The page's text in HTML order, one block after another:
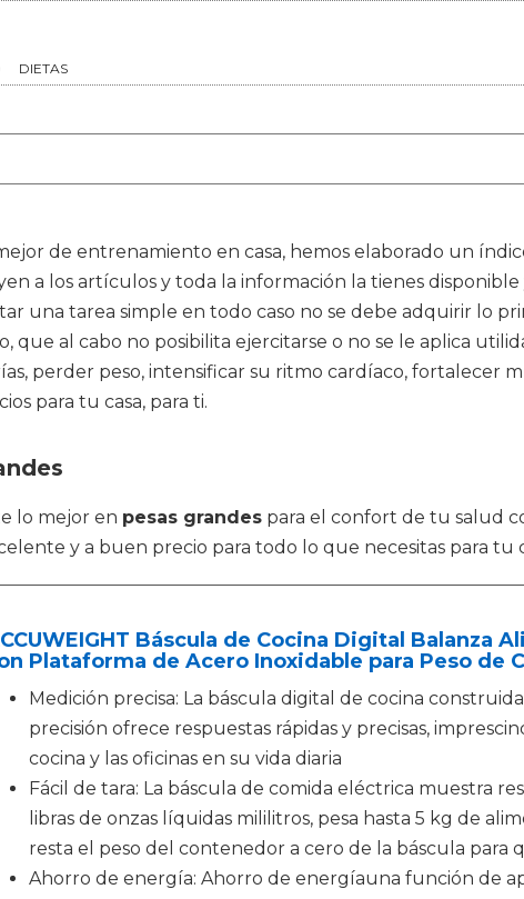
DIETAS
de entrenamiento en casa, hemos elaborado un
a los artículos y toda la información la tienes
una tarea simple en todo caso no se debe adquirir lo
al cabo no posibilita ejercitarse o no se le aplica
perder peso, intensificar su ritmo cardíaco, fortalecer
para tu casa, para ti.
lo mejor en pesas grandes para el confort de tu salud
y a buen precio para todo lo que necesitas para tu
Báscula de Cocina Digital Balanza
Plataforma de Acero Inoxidable para Peso de
Medición precisa: La báscula digital de cocina
precisión ofrece respuestas rápidas y precisas,
cocina y las oficinas en su vida diaria
Fácil de tara: La báscula de comida eléctrica muestra
libras de onzas líquidas mililitros, pesa hasta 5 kg de
resta el peso del contenedor a cero de la báscula para
Ahorro de energía: Ahorro de energíauna función de